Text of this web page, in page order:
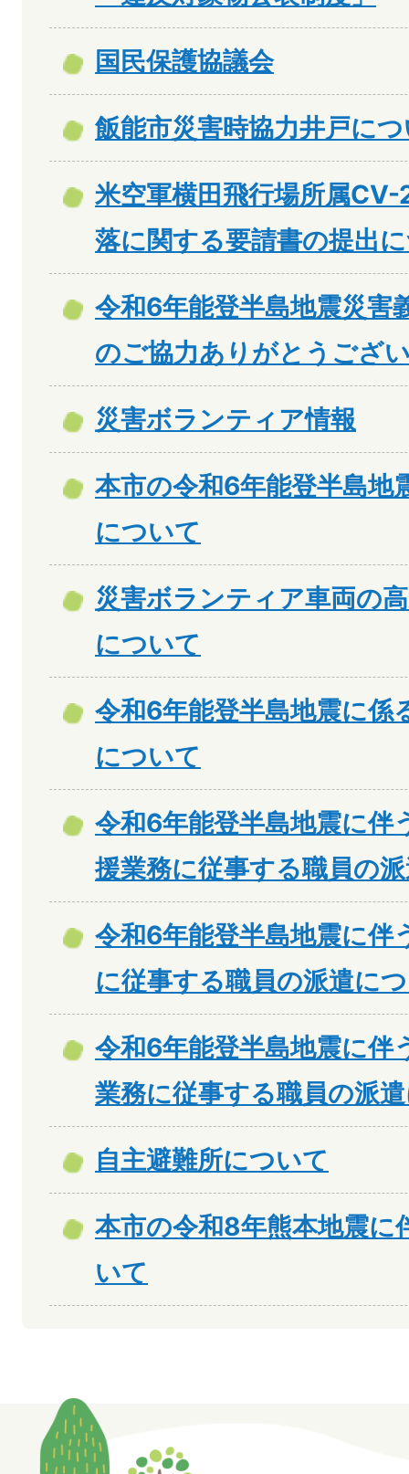
国民保護協議会
飯能市災害時協力井戸に
米空軍横田飛行場所属
落に関する要請書の提出
令和6年能登半島地震災害
のご協力ありがとうござ
災害ボランティア情報
本市の令和6年能登半島地
について
災害ボランティア車両の
について
令和6年能登半島地震に係
について
令和6年能登半島地震に伴
援業務に従事する職員の
令和6年能登半島地震に伴
に従事する職員の派遣に
令和6年能登半島地震に伴
業務に従事する職員の派
自主避難所について
本市の令和8年熊本地震に
いて